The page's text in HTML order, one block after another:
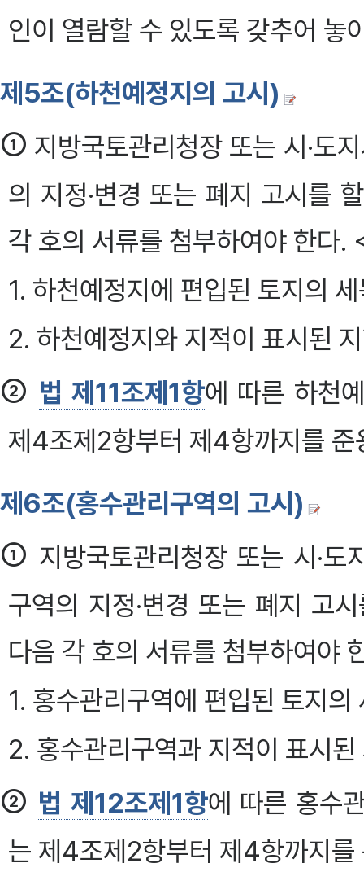
인이 열람할 수 있도록 갖추어 놓
제5조(하천예정지의 고시)
① 지방국토관리청장 또는 시·도
의 지정·변경 또는 폐지 고시를
각 호의 서류를 첨부하여야 한다
1. 하천예정지에 편입된 토지의
2. 하천예정지와 지적이 표시된
② 법 제11조제1항에 따른 하천
제4조제2항부터 제4항까지를 준
제6조(홍수관리구역의 고시)
① 지방국토관리청장 또는 시·도
구역의 지정·변경 또는 폐지 고
다음 각 호의 서류를 첨부하여야
1. 홍수관리구역에 편입된 토지의
2. 홍수관리구역과 지적이 표시된
② 법 제12조제1항에 따른 홍수
는 제4조제2항부터 제4항까지를